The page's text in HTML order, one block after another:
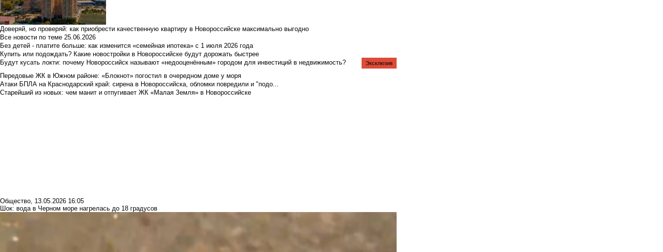
Доверяй, но проверяй: как приобрести качественную квартиру в Новороссийске максимально выгодно
Все новости по теме 25.06.2026
Без детей - платите больше: как изменится «семейная ипотека» с 1 июля 2026 года
Купить или подождать? Какие новостройки в Новороссийске будут дорожать быстрее
Будут кусать локти: почему Новороссийск называют «недооценённым» городом для инвестиций в недвижимость?
Передовые ЖК в Южном районе: «Блокнот» погостил в очередном доме у моря
Атаки БПЛА на Краснодарский край: сирена в Новороссийска, обломки повредили и "подо...
Старейший из новых: чем манит и отпугивает ЖК «Малая Земля» в Новороссийске
Эксклюзив
Общество, 13.05.2026 16:05
Шок: вода в Черном море нагрелась до 18 градусов